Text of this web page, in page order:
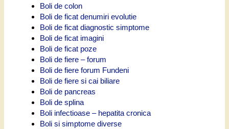
Boli de colon
Boli de ficat denumiri evolutie
Boli de ficat diagnostic simptome
Boli de ficat imagini
Boli de ficat poze
Boli de fiere – forum
Boli de fiere forum Fundeni
Boli de fiere si cai biliare
Boli de pancreas
Boli de splina
Boli infectioase – hepatita cronica
Boli si simptome diverse